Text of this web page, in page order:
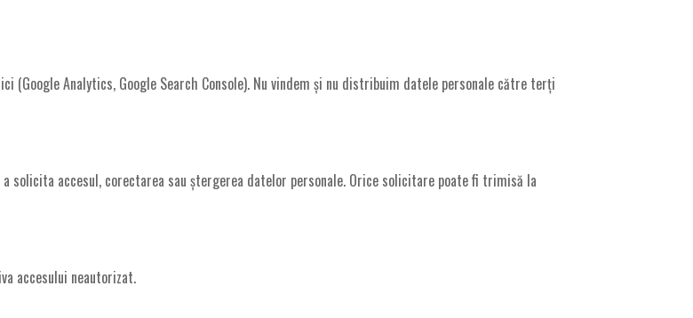
Analytics, Google Search Console). Nu vindem și nu distribuim datele personale către terți
accesul, corectarea sau ștergerea datelor personale. Orice solicitare poate fi trimisă la
accesului neautorizat.